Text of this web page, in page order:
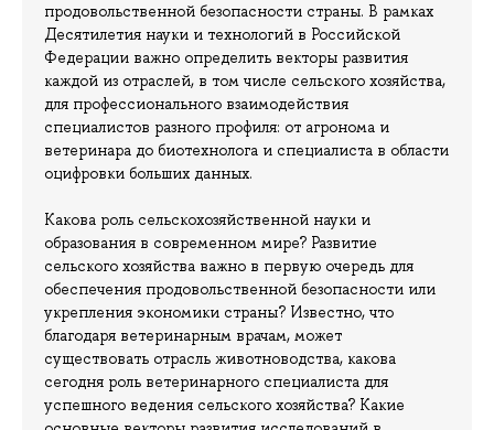
продовольственной безопасности страны. В рамках
Десятилетия науки и технологий в Российской
Федерации важно определить векторы развития
каждой из отраслей, в том числе сельского хозяйства,
для профессионального взаимодействия
специалистов разного профиля: от агронома и
ветеринара до биотехнолога и специалиста в области
оцифровки больших данных.
Какова роль сельскохозяйственной науки и
образования в современном мире? Развитие
сельского хозяйства важно в первую очередь для
обеспечения продовольственной безопасности или
укрепления экономики страны? Известно, что
благодаря ветеринарным врачам, может
существовать отрасль животноводства, какова
сегодня роль ветеринарного специалиста для
успешного ведения сельского хозяйства? Какие